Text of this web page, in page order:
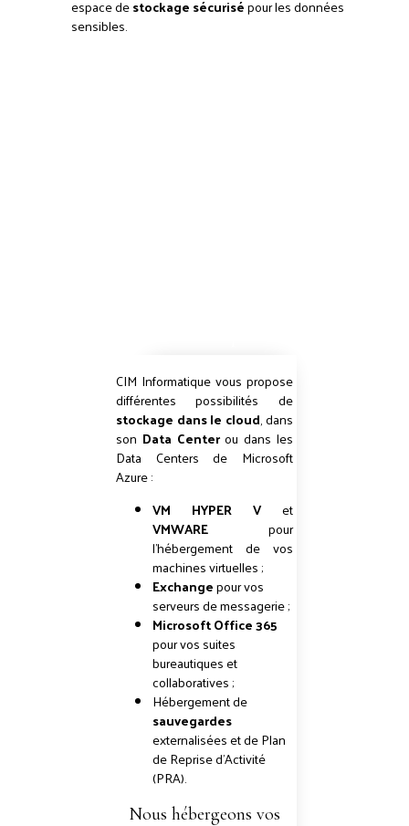
espace destockage sécurisépour les données
sensibles.
CIM Informatique vous propose
différentes possibilités de
stockage dans le cloud, dans
son Data Centerou dans les
Data Centers de Microsoft
Azure :
VM HYPER V et
VMWARE pour
l'hébergement de vos
machines virtuelles ;
Exchangepour vos
serveurs de messagerie ;
Microsoft Office 365
pour vos suites
bureautiques et
collaboratives ;
Hébergement de
sauvegardes
externalisées et de Plan
de Reprise d'Activité
(PRA).
Nous hébergeons vos